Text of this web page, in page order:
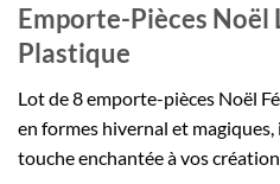
Emporte-Pièces Noël
Plastique
Lot de 8 emporte-pièces Noël
en formes hivernal et
touche enchantée à vos